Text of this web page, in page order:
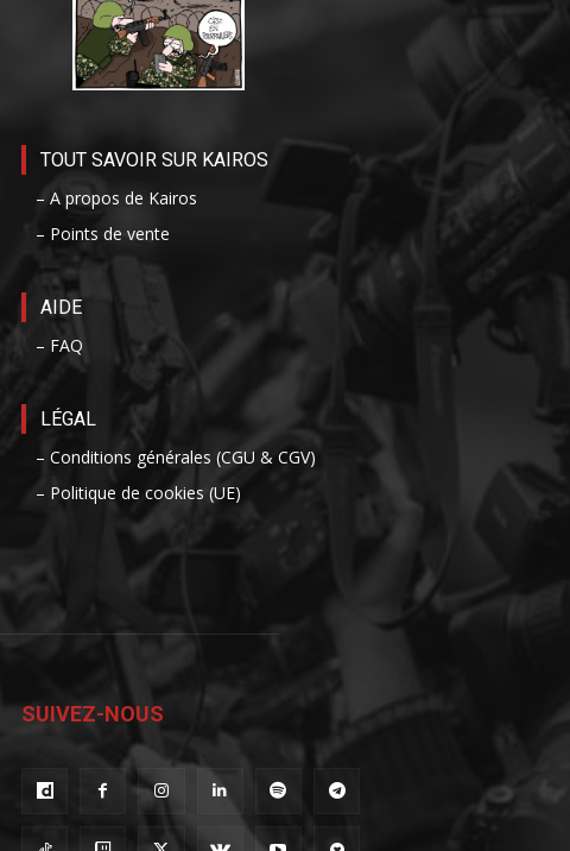
TOUT SAVOIR SUR KAIROS
– A propos de Kairos
– Points de vente
AIDE
– FAQ
LÉGAL
– Conditions générales (CGU & CGV)
– Politique de cookies (UE)
SUIVEZ-NOUS